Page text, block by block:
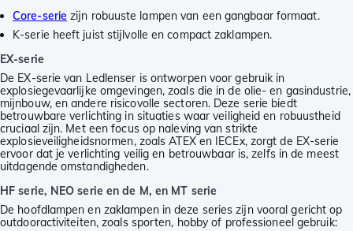
Core-serie zijn robuuste lampen van een gangbaar formaat.
K-serie heeft juist stijlvolle en compact zaklampen.
EX-serie
De EX-serie van Ledlenser is ontworpen voor gebruik in
explosiegevaarlijke omgevingen, zoals die in de olie- en gasindustrie,
mijnbouw, en andere risicovolle sectoren. Deze serie biedt
betrouwbare verlichting in situaties waar veiligheid en robuustheid
cruciaal zijn. Met een focus op naleving van strikte
explosieveiligheidsnormen, zoals ATEX en IECEx, zorgt de EX-serie
ervoor dat je verlichting veilig en betrouwbaar is, zelfs in de meest
uitdagende omstandigheden.
HF serie, NEO serie en de M, en MT serie
De hoofdlampen en zaklampen in deze series zijn vooral gericht op
outdooractiviteiten, zoals sporten, hobby of professioneel gebruik: